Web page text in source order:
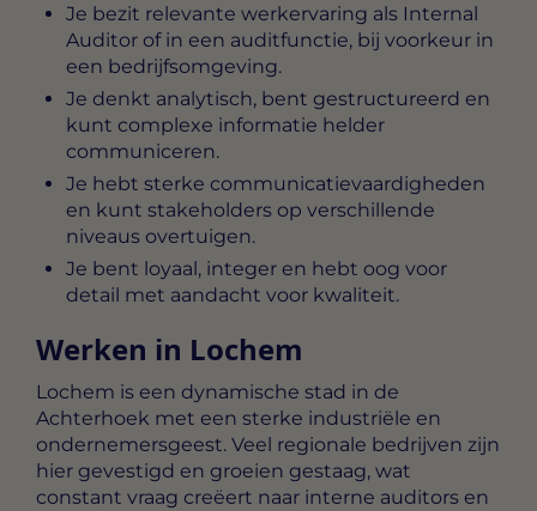
Je bezit relevante werkervaring als Internal
Auditor of in een auditfunctie, bij voorkeur in
een bedrijfsomgeving.
Je denkt analytisch, bent gestructureerd en
kunt complexe informatie helder
communiceren.
Je hebt sterke communicatievaardigheden
en kunt stakeholders op verschillende
niveaus overtuigen.
Je bent loyaal, integer en hebt oog voor
detail met aandacht voor kwaliteit.
Werken in Lochem
Lochem is een dynamische stad in de
Achterhoek met een sterke industriële en
ondernemersgeest. Veel regionale bedrijven zijn
hier gevestigd en groeien gestaag, wat
constant vraag creëert naar interne auditors en